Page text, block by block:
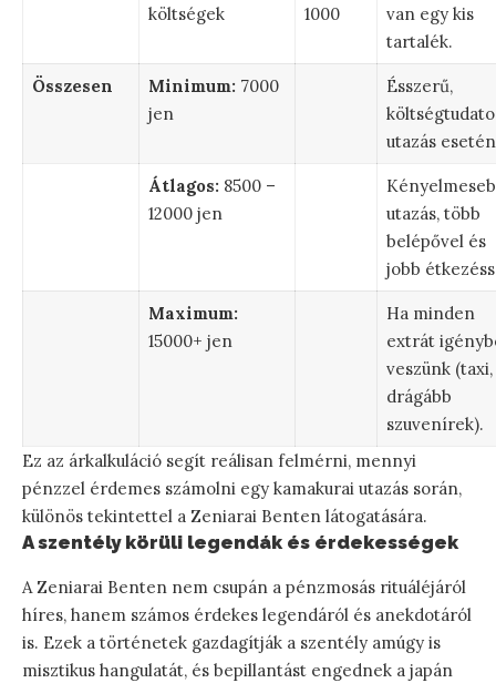
költségek
1000
van egy kis
tartalék.
Összesen Minimum: 7000
jen
Ésszerű,
utazás
Átlagos: 8500 –
12000 jen
utazás, több
belépővel és
jobb
Maximum:
15000+ jen
Ha minden
extrát
veszünk (taxi,
drágább
szuvenírek).
Ez az árkalkuláció segít reálisan felmérni, mennyi
pénzzel érdemes számolni egy kamakurai utazás során,
különös tekintettel a Zeniarai Benten látogatására.
A szentély körüli legendák és érdekességek
A Zeniarai Benten nem csupán a pénzmosás rituáléjáról
híres, hanem számos érdekes legendáról és anekdotáról
is. Ezek a történetek gazdagítják a szentély amúgy is
misztikus hangulatát, és bepillantást engednek a japán